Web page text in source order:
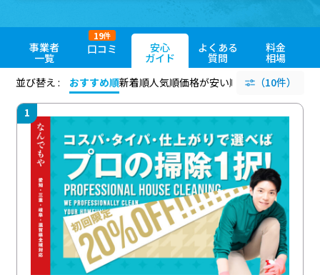
事業者
一覧
口コミ
19件
安心
ガイド
よくある
質問
料金
相場
並び替え :
おすすめ順新着順人気順価格が安い順 評価が高い順
（10件）
1